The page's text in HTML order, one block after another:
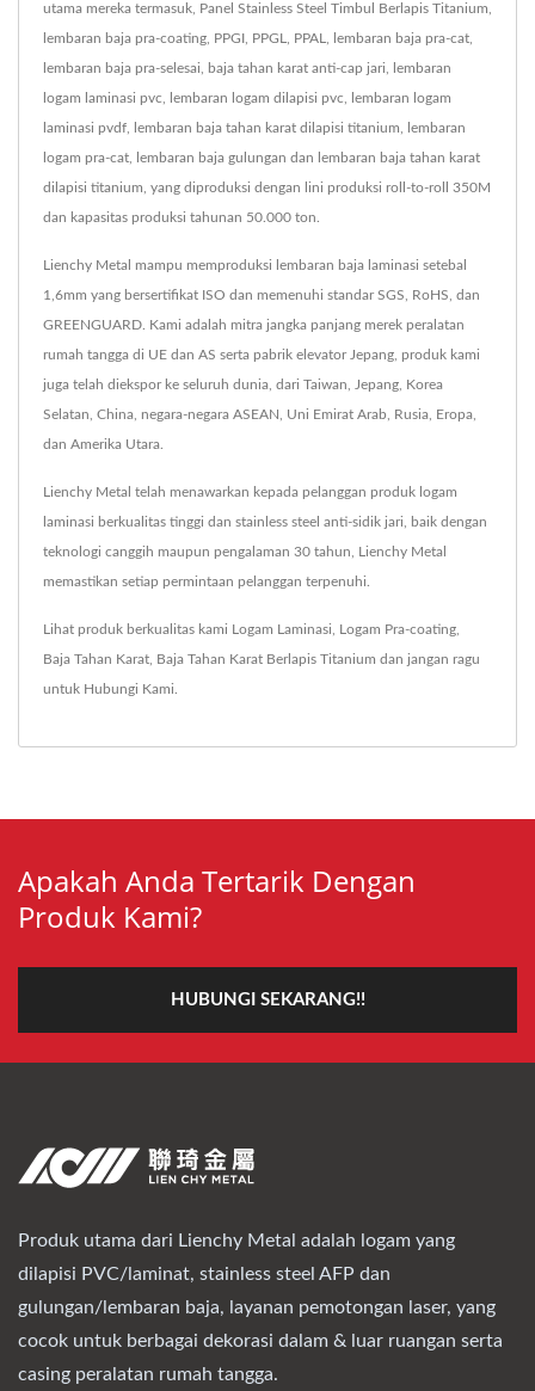
utama mereka termasuk, Panel Stainless Steel Timbul Berlapis Titanium,
lembaran baja pra-coating, PPGI, PPGL, PPAL, lembaran baja pra-cat,
lembaran baja pra-selesai, baja tahan karat anti-cap jari, lembaran
logam laminasi pvc, lembaran logam dilapisi pvc, lembaran logam
laminasi pvdf, lembaran baja tahan karat dilapisi titanium, lembaran
logam pra-cat, lembaran baja gulungan dan lembaran baja tahan karat
dilapisi titanium, yang diproduksi dengan lini produksi roll-to-roll 350M
dan kapasitas produksi tahunan 50.000 ton.
Lienchy Metal mampu memproduksi lembaran baja laminasi setebal
1,6mm yang bersertifikat ISO dan memenuhi standar SGS, RoHS, dan
GREENGUARD. Kami adalah mitra jangka panjang merek peralatan
rumah tangga di UE dan AS serta pabrik elevator Jepang, produk kami
juga telah diekspor ke seluruh dunia, dari Taiwan, Jepang, Korea
Selatan, China, negara-negara ASEAN, Uni Emirat Arab, Rusia, Eropa,
dan Amerika Utara.
Lienchy Metal telah menawarkan kepada pelanggan produk logam
laminasi berkualitas tinggi dan stainless steel anti-sidik jari, baik dengan
teknologi canggih maupun pengalaman 30 tahun, Lienchy Metal
memastikan setiap permintaan pelanggan terpenuhi.
Lihat produk berkualitas kami Logam Laminasi Logam Pra-coating
Baja Tahan Karat Baja Tahan Karat Berlapis Titanium dan jangan ragu
untuk Hubungi Kami
Apakah Anda Tertarik Dengan
Produk Kami?
HUBUNGI SEKARANG!!
Produk utama dari Lienchy Metal adalah logam yang
dilapisi PVC/laminat, stainless steel AFP dan
gulungan/lembaran baja, layanan pemotongan laser, yang
cocok untuk berbagai dekorasi dalam & luar ruangan serta
casing peralatan rumah tangga.